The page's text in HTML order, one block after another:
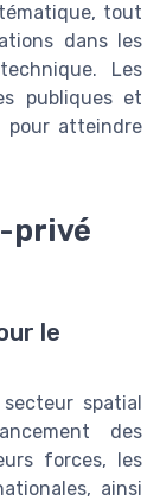
tout
dans les
Les
publiques et
pour atteindre
privé
le
spatial
des
forces, les
ainsi